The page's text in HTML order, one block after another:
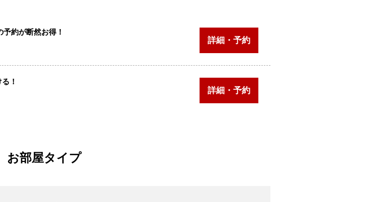
約が断然お得！
詳細・予約
！
詳細・予約
お部屋タイプ